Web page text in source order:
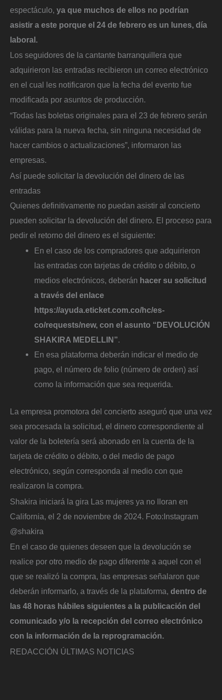
espectáculo, ya que muchos de ellos no podrían
asistir a este porque el 24 de febrero es un lunes, día
laboral.
Los seguidores de la cantante barranquillera que
adquirieron las entradas recibieron un correo electrónico
en el cual les notificaron que la fecha del evento fue
modificada por asuntos de producción.
“Todas las boletas originales para el 23 de febrero serán
válidas para la nueva fecha, sin ninguna necesidad de
hacer cambios o actualizaciones”, informaron las
empresas.
Así puede solicitar la devolución del dinero de las
entradas
Quienes definitivamente no puedan asistir al concierto
pueden solicitar la devolución del dinero. El proceso para
pedir el retorno del dinero es el siguiente:
En el caso de los compradores que adquirieron
las entradas con tarjetas de crédito o débito, o
medios electrónicos, deberán hacer su solicitud
a través del enlace
https://ayuda.eticket.com.co/hc/es-
co/requests/new, con el asunto “DEVOLUCIÓN
SHAKIRA MEDELLIN”.
En esa plataforma deberán indicar el medio de
pago, el número de folio (número de orden) así
como la información que sea requerida.
La empresa promotora del concierto aseguró que una vez
sea procesada la solicitud, el dinero correspondiente al
valor de la boletería será abonado en la cuenta de la
tarjeta de crédito o débito, o del medio de pago
electrónico, según corresponda al medio con que
realizaron la compra.
Shakira iniciará la gira Las mujeres ya no lloran en
California, el 2 de noviembre de 2024. Foto:Instagram
@shakira
En el caso de quienes deseen que la devolución se
realice por otro medio de pago diferente a aquel con el
que se realizó la compra, las empresas señalaron que
deberán informarlo, a través de la plataforma, dentro de
las 48 horas hábiles siguientes a la publicación del
comunicado y/o la recepción del correo electrónico
con la información de la reprogramación.
REDACCIÓN ÚLTIMAS NOTICIAS